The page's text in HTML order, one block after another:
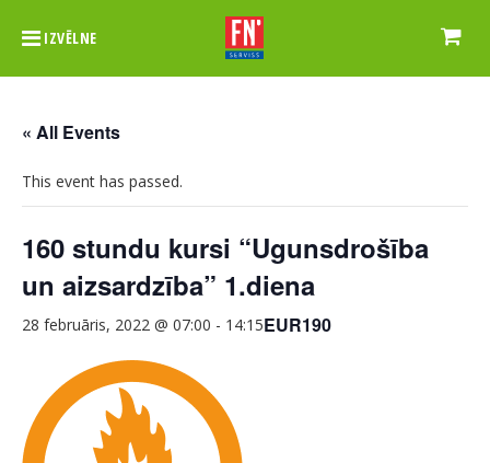
IZVĒLNE
« All Events
This event has passed.
160 stundu kursi “Ugunsdrošība
un aizsardzība” 1.diena
28 februāris, 2022 @ 07:00 - 14:15EUR190